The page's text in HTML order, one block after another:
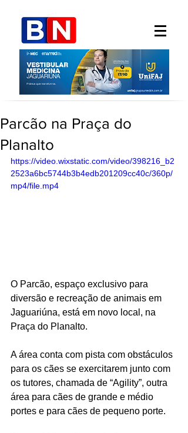
Parcão na Praça do
Planalto
https://video.wixstatic.com/video/398216_b2
2523a6bc5744b3b4edb201209cc40c/360p/
mp4/file.mp4
O Parcão, espaço exclusivo para
diversão e recreação de animais em
Jaguariúna, está em novo local, na
Praça do Planalto.
A área conta com pista com obstáculos
para os cães se exercitarem junto com
os tutores, chamada de “Agility”, outra
área para cães de grande e médio
portes e para cães de pequeno porte.